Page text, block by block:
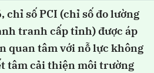
chỉ số PCI (chỉ số đo lường
tranh cấp tỉnh) được áp
quan tâm với nỗ lực không
tâm cải thiện môi trường